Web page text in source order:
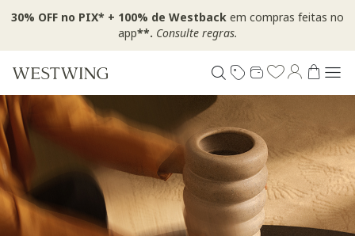
30% OFF no PIX* + 100% de Westback em compras feitas no
app**. Consulte regras.